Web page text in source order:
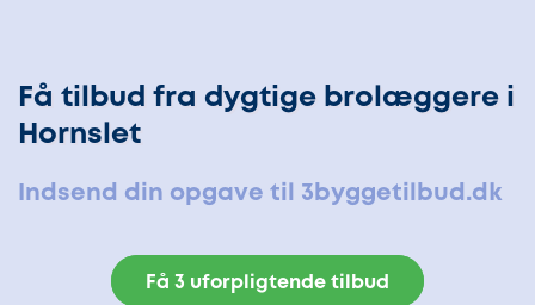
Få tilbud fra dygtige brolæggere i
Hornslet
Indsend din opgave til 3byggetilbud.dk
Få 3 uforpligtende tilbud